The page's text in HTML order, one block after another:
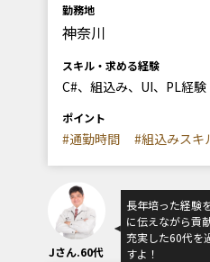
勤務地
神奈川
スキル・求める経験
C#、組込み、UI、PL経験
ポイント
#通勤時間 #組込みスキ
Jさん.60代
長年培った経験
に伝えながら貢
充実した60代を
すよ！